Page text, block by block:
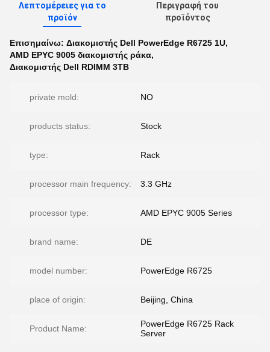
Λεπτομέρειες για το
προϊόν
Περιγραφή του
προϊόντος
Επισημαίνω: Διακομιστής Dell PowerEdge R6725 1U,
AMD EPYC 9005 διακομιστής ράκα,
Διακομιστής Dell RDIMM 3TB
private mold: NO
products status: Stock
type: Rack
processor main frequency: 3.3 GHz
processor type: AMD EPYC 9005 Series
brand name: DE
model number: PowerEdge R6725
place of origin: Beijing, China
Product Name:
PowerEdge R6725 Rack
Server